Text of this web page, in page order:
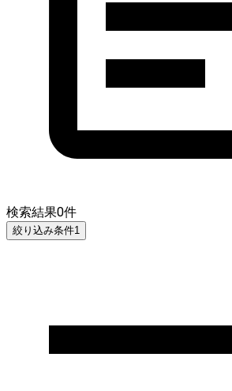
検索結果0件
絞り込み条件1